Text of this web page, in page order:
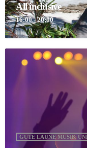
All inclusive
16:00 - 20:00
GUTE LAUNE MUSIK